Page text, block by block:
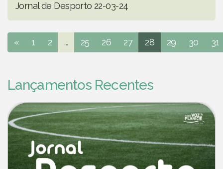
Jornal de Desporto 22-03-24
« 1 2 ... 25 26 27 28 29 30 31
Lançamentos Recentes